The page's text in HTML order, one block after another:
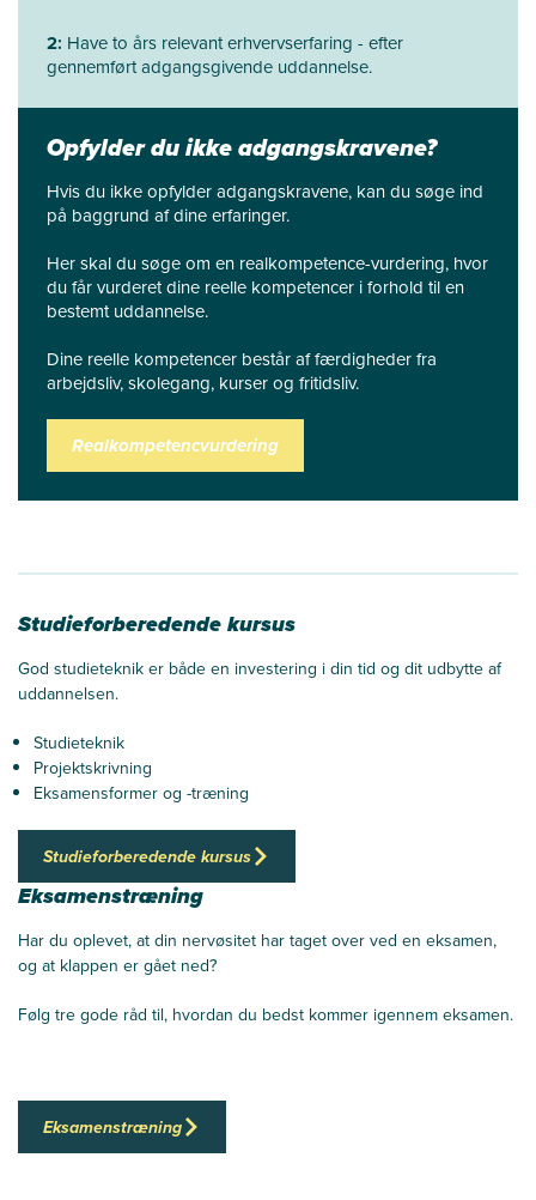
2: Have to års relevant erhvervserfaring - efter
gennemført adgangsgivende uddannelse.
Opfylder du ikke adgangskravene?
Hvis du ikke opfylder adgangskravene, kan du søge ind
på baggrund af dine erfaringer.
Her skal du søge om en realkompetence-vurdering, hvor
du får vurderet dine reelle kompetencer i forhold til en
bestemt uddannelse.
Dine reelle kompetencer består af færdigheder fra
arbejdsliv, skolegang, kurser og fritidsliv.
Realkompetencvurdering
Studieforberedende kursus
God studieteknik er både en investering i din tid og dit udbytte af
uddannelsen.
Studieteknik
Projektskrivning
Eksamensformer og -træning
Studieforberedende kursus
Eksamenstræning
Har du oplevet, at din nervøsitet har taget over ved en eksamen,
og at klappen er gået ned?
Følg tre gode råd til, hvordan du bedst kommer igennem eksamen.
Eksamenstræning